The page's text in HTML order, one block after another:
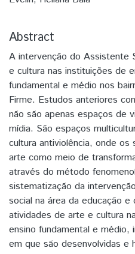
Abstract
A intervenção do Assistente
e cultura nas instituições de
fundamental e médio nos
Firme. Estudos anteriores
não são apenas espaços de
mídia. São espaços
cultura antiviolência, onde
arte como meio de
através do método
sistematização da
social na área da educação
atividades de arte e cultura
ensino fundamental e médio,
em que são desenvolvidas e